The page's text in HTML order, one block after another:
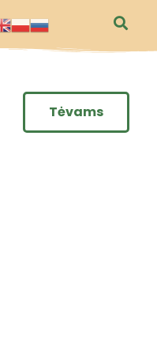
Tėvams